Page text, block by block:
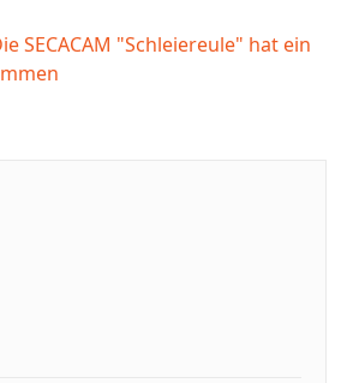
SECACAM "Schleiereule" hat ein